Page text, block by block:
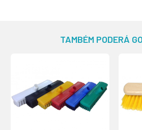
TAMBÉM PODERÁ